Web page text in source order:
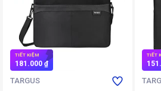
TIẾT KIỆM
181.000 ₫
TARGUS
TIẾT